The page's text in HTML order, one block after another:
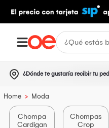
¿Dónde te gustaría recibir tu
Home > Moda
Chompa
Cardigan
Chompas
Crop